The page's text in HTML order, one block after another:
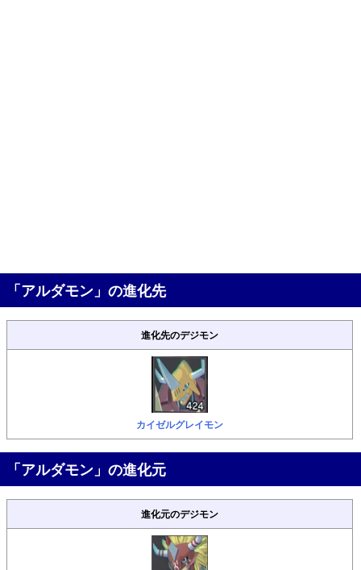
「アルダモン」の進化先
進化先のデジモン
カイゼルグレイモン
「アルダモン」の進化元
進化元のデジモン